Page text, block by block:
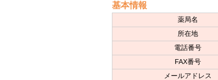
基本情報
薬局名
所在地
電話番号
FAX番号
メールアドレス